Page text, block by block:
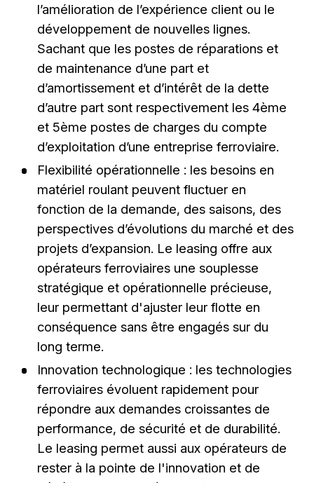
l’amélioration de l’expérience client ou le
développement de nouvelles lignes.
Sachant que les postes de réparations et
de maintenance d’une part et
d’amortissement et d’intérêt de la dette
d’autre part sont respectivement les 4ème
et 5ème postes de charges du compte
d’exploitation d’une entreprise ferroviaire.
Flexibilité opérationnelle : les besoins en
matériel roulant peuvent fluctuer en
fonction de la demande, des saisons, des
perspectives d’évolutions du marché et des
projets d’expansion. Le leasing offre aux
opérateurs ferroviaires une souplesse
stratégique et opérationnelle précieuse,
leur permettant d'ajuster leur flotte en
conséquence sans être engagés sur du
long terme.
Innovation technologique : les technologies
ferroviaires évoluent rapidement pour
répondre aux demandes croissantes de
performance, de sécurité et de durabilité.
Le leasing permet aussi aux opérateurs de
rester à la pointe de l'innovation et de